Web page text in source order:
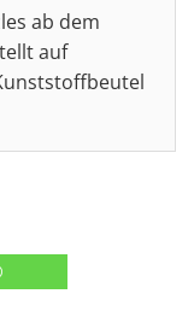
ab dem
auf